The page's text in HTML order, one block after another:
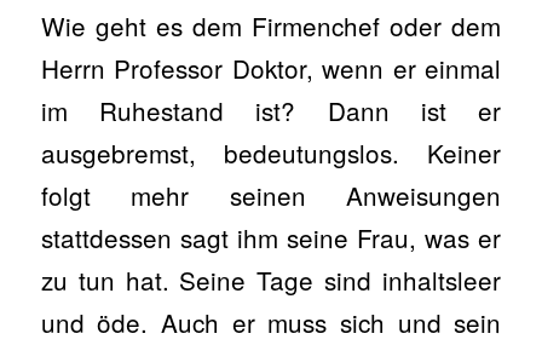
Wie geht es dem Firmenchef oder dem
Herrn Professor Doktor, wenn er einmal
im Ruhestand ist? Dann ist er
ausgebremst, bedeutungslos. Keiner
folgt mehr seinen Anweisungen
stattdessen sagt ihm seine Frau, was er
zu tun hat. Seine Tage sind inhaltsleer
und öde. Auch er muss sich und sein